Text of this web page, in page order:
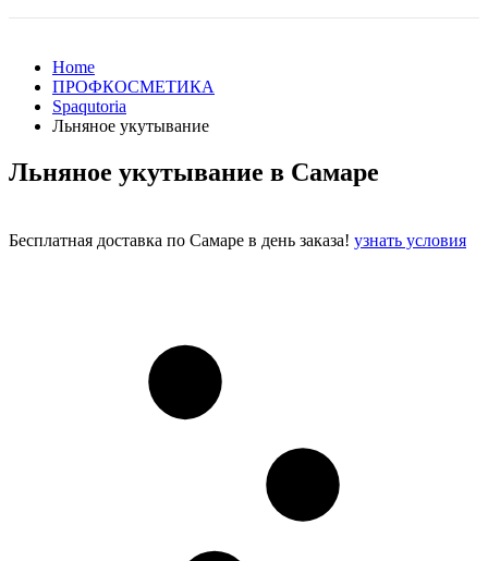
Home
ПРОФКОСМЕТИКА
Spaqutoria
Льняное укутывание
Льняное укутывание в Самаре
Бесплатная доставка по Самаре в день заказа! узнать условия